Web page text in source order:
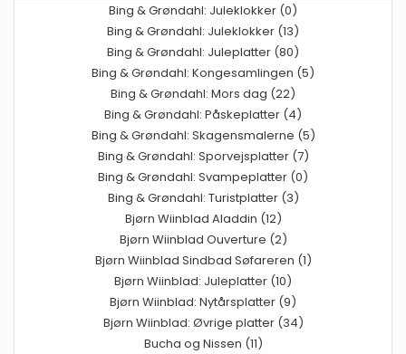
Bing & Grøndahl: Juleklokker (0)
Bing & Grøndahl: Juleklokker (13)
Bing & Grøndahl: Juleplatter (80)
Bing & Grøndahl: Kongesamlingen (5)
Bing & Grøndahl: Mors dag (22)
Bing & Grøndahl: Påskeplatter (4)
Bing & Grøndahl: Skagensmalerne (5)
Bing & Grøndahl: Sporvejsplatter (7)
Bing & Grøndahl: Svampeplatter (0)
Bing & Grøndahl: Turistplatter (3)
Bjørn Wiinblad Aladdin (12)
Bjørn Wiinblad Ouverture (2)
Bjørn Wiinblad Sindbad Søfareren (1)
Bjørn Wiinblad: Juleplatter (10)
Bjørn Wiinblad: Nytårsplatter (9)
Bjørn Wiinblad: Øvrige platter (34)
Bucha og Nissen (11)